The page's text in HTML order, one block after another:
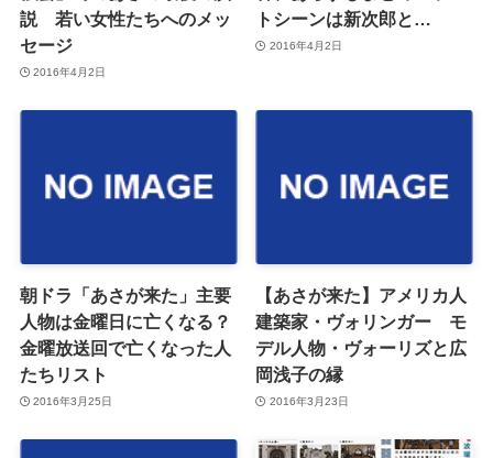
説 若い女性たちへのメッ
セージ
2016年4月2日
トシーンは新次郎と…
2016年4月2日
朝ドラ「あさが来た」主要
人物は金曜日に亡くなる？
金曜放送回で亡くなった人
たちリスト
2016年3月25日
【あさが来た】アメリカ人
建築家・ヴォリンガー モ
デル人物・ヴォーリズと広
岡浅子の縁
2016年3月23日